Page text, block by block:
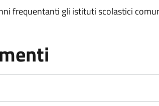
frequentanti gli istituti scolastici